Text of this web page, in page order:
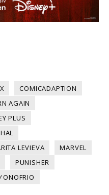
COMICADAPTION
AGAIN
PLUS
LEVIEVA
MARVEL
PUNISHER